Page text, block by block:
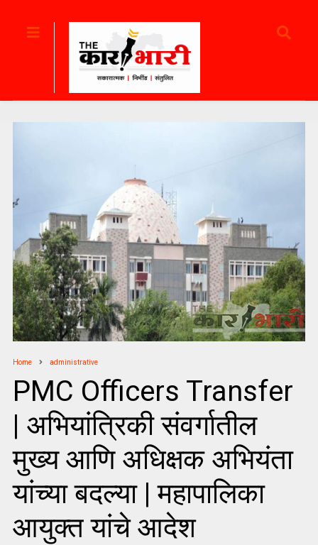
Home administrative
PMC Officers Transfer
| अभियांत्रिकी संवर्गातील
मुख्य आणि अधिक्षक अभियंता
यांच्या बदल्या | महापालिका
आयुक्त यांचे आदेश